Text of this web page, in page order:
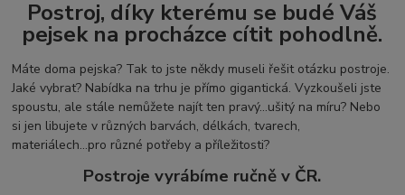
Postroj, díky kterému se budé Váš
pejsek na procházce cítit pohodlně.
Máte doma pejska? Tak to jste někdy museli řešit otázku postroje.
Jaké vybrat? Nabídka na trhu je přímo gigantická. Vyzkoušeli jste
spoustu, ale stále nemůžete najít ten pravý...ušitý na míru? Nebo
si jen libujete v různých barvách, délkách, tvarech,
materiálech...pro různé potřeby a příležitosti?
Postroje vyrábíme ručně v ČR.